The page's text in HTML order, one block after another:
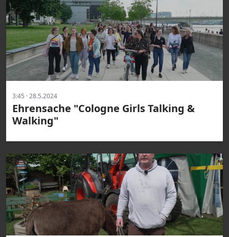
3:45 · 28.5.2024
Ehrensache "Cologne Girls Talking &
Walking"